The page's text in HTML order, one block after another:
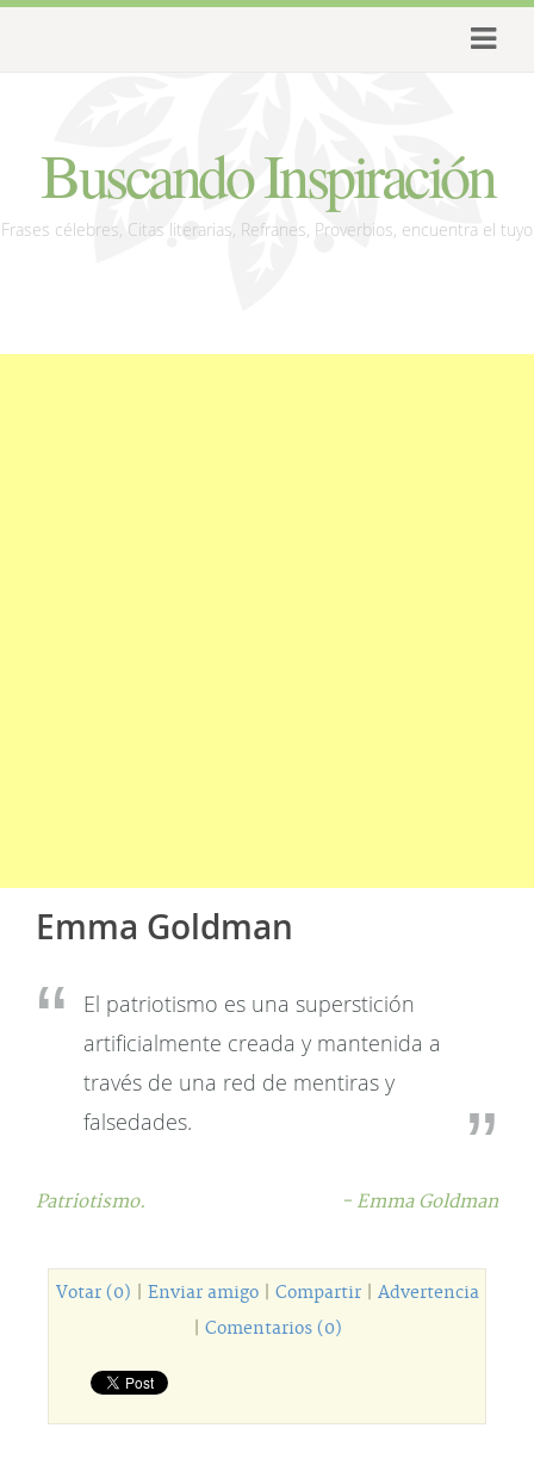
Buscando Inspiración
Frases célebres, Citas literarias, Refranes, Proverbios, encuentra el tuyo
Emma Goldman
El patriotismo es una superstición
artificialmente creada y mantenida a
través de una red de mentiras y
falsedades.
Patriotismo. - Emma Goldman
Votar (0) Enviar amigo| Compartir| Advertencia
Comentarios (0)